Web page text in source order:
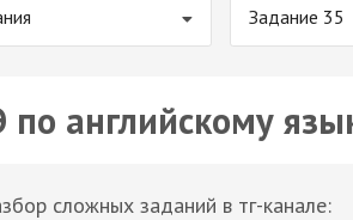
Задание 35
английскому
сложных заданий в тг-канале: